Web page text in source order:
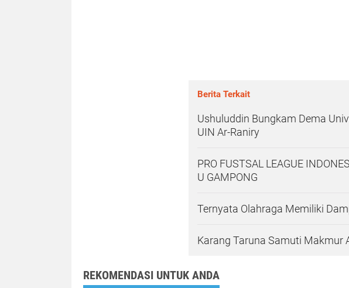
Berita Terkait
Ushuluddin Bungkam Dema
UIN Ar-Raniry
PRO FUSTSAL LEAGUE
U GAMPONG
Ternyata Olahraga Memiliki
Karang Taruna Samuti Makmur
REKOMENDASI UNTUK ANDA